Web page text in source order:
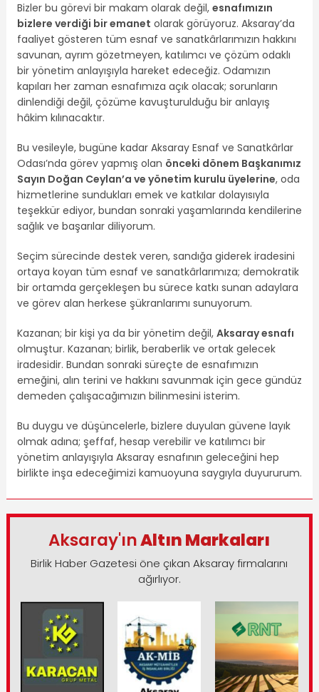
Bizler bu görevi bir makam olarak değil, esnafımızın
bizlere verdiği bir emanet olarak görüyoruz. Aksaray’da
faaliyet gösteren tüm esnaf ve sanatkârlarımızın hakkını
savunan, ayrım gözetmeyen, katılımcı ve çözüm odaklı
bir yönetim anlayışıyla hareket edeceğiz. Odamızın
kapıları her zaman esnafımıza açık olacak; sorunların
dinlendiği değil, çözüme kavuşturulduğu bir anlayış
hâkim kılınacaktır.
Bu vesileyle, bugüne kadar Aksaray Esnaf ve Sanatkârlar
Odası’nda görev yapmış olan önceki dönem Başkanımız
Sayın Doğan Ceylan’a ve yönetim kurulu üyelerine, oda
hizmetlerine sundukları emek ve katkılar dolayısıyla
teşekkür ediyor, bundan sonraki yaşamlarında kendilerine
sağlık ve başarılar diliyorum.
Seçim sürecinde destek veren, sandığa giderek iradesini
ortaya koyan tüm esnaf ve sanatkârlarımıza; demokratik
bir ortamda gerçekleşen bu sürece katkı sunan adaylara
ve görev alan herkese şükranlarımı sunuyorum.
Kazanan; bir kişi ya da bir yönetim değil, Aksaray esnafı
olmuştur. Kazanan; birlik, beraberlik ve ortak gelecek
iradesidir. Bundan sonraki süreçte de esnafımızın
emeğini, alın terini ve hakkını savunmak için gece gündüz
demeden çalışacağımızın bilinmesini isterim.
Bu duygu ve düşüncelerle, bizlere duyulan güvene layık
olmak adına; şeffaf, hesap verebilir ve katılımcı bir
yönetim anlayışıyla Aksaray esnafının geleceğini hep
birlikte inşa edeceğimizi kamuoyuna saygıyla duyururum.
Aksaray'ınAltın Markaları
Birlik Haber Gazetesi öne çıkan Aksaray firmalarını
ağırlıyor.